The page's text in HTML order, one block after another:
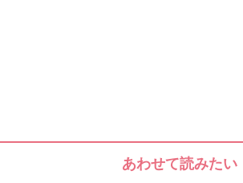
あわせて読みたい